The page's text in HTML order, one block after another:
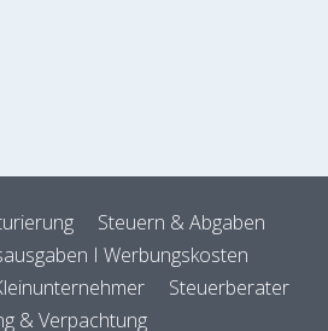
Steuern & Abgaben
I Werbungskosten
Steuerberater
& Verpachtung